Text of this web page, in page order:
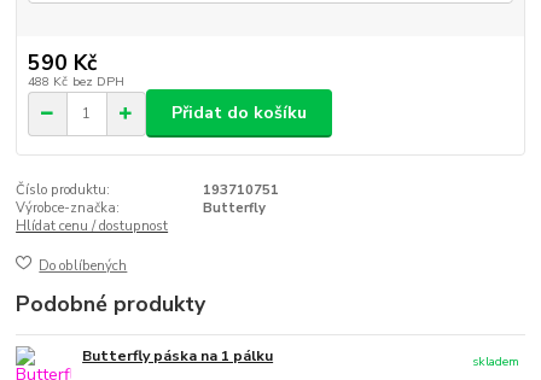
590 Kč
488 Kč bez DPH
Přidat do košíku
Číslo produktu:
193710751
Výrobce-značka:
Butterfly
Hlídat cenu / dostupnost
Do oblíbených
Podobné produkty
Butterfly páska na 1 pálku skladem